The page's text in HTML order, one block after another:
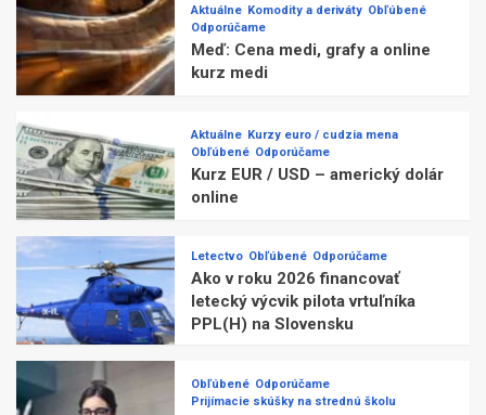
Aktuálne Komodity a deriváty Obľúbené
Odporúčame
Meď: Cena medi, grafy a online
kurz medi
Aktuálne Kurzy euro / cudzia mena
Obľúbené Odporúčame
Kurz EUR / USD – americký dolár
online
Letectvo Obľúbené Odporúčame
Ako v roku 2026 financovať
letecký výcvik pilota vrtuľníka
PPL(H) na Slovensku
Obľúbené Odporúčame
Prijímacie skúšky na strednú školu